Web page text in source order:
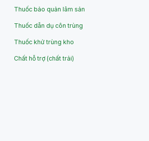
Thuốc bảo quản lâm sản
Thuốc dẫn dụ côn trùng
Thuốc khử trùng kho
Chất hỗ trợ (chất trải)